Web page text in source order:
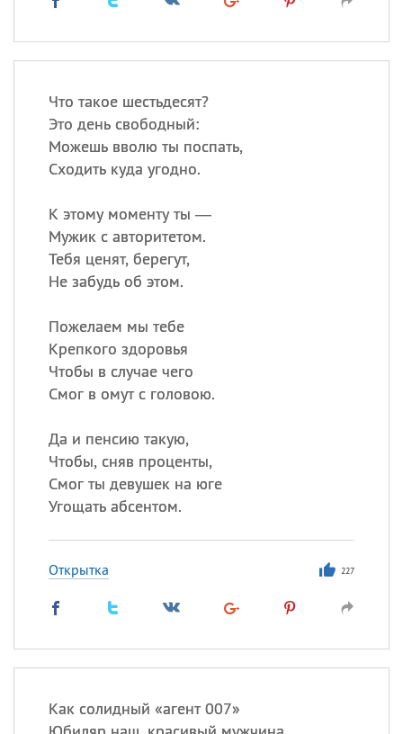
Что такое шестьдесят?
Это день свободный:
Можешь вволю ты поспать,
Сходить куда угодно.
К этому моменту ты —
Мужик с авторитетом.
Тебя ценят, берегут,
Не забудь об этом.
Пожелаем мы тебе
Крепкого здоровья
Чтобы в случае чего
Смог в омут с головою.
Да и пенсию такую,
Чтобы, сняв проценты,
Смог ты девушек на юге
Угощать абсентом.
Открытка 227
Как солидный «агент 007»